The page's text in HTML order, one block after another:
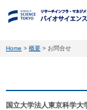
Home > 概要 > お問合せ
国立大学法人東京科学